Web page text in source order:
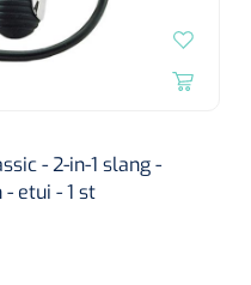
- 2-in-1 slang -
etui - 1 st